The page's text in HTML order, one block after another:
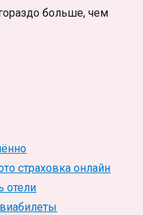
больше, чем
страховка онлайн
отели